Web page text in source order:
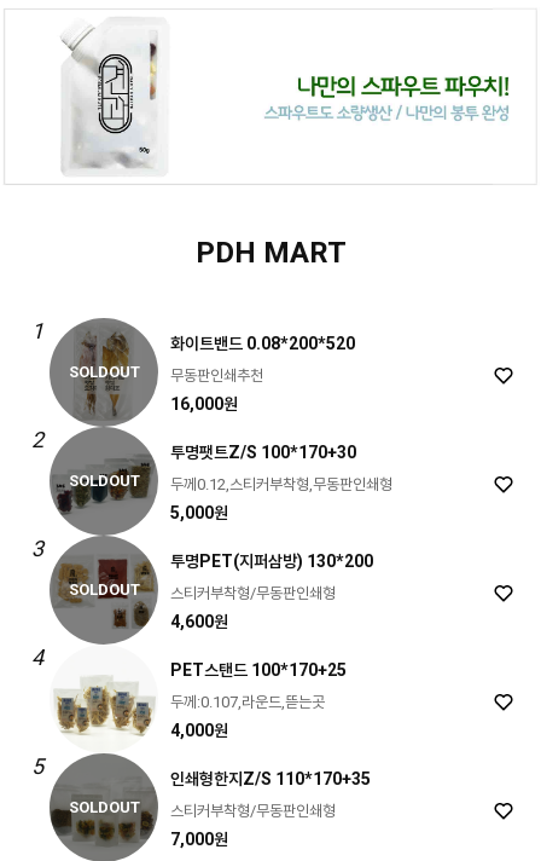
PDH MART
1
SOLDOUT
화이트밴드 0.08*200*520
무동판인쇄추천
16,000원
2
SOLDOUT
투명팻트Z/S 100*170+30
두께0.12,스티커부착형,무동판인쇄형
5,000원
3
SOLDOUT
투명PET(지퍼삼방) 130*200
스티커부착형/무동판인쇄형
4,600원
4 PET스탠드 100*170+25
두께:0.107,라운드,뜯는곳
4,000원
5
SOLDOUT
인쇄형한지Z/S 110*170+35
스티커부착형/무동판인쇄형
7,000원